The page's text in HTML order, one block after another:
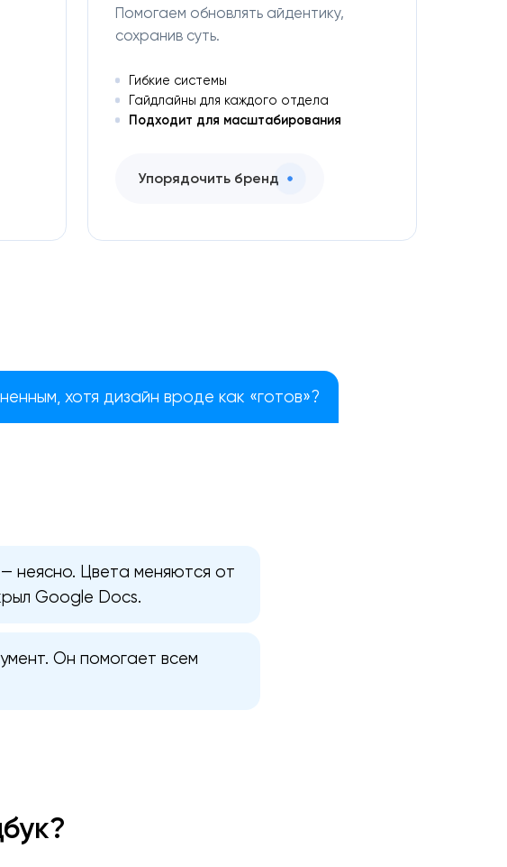
Помогаем обновлять айдентику,
сохранив суть.
Гибкие системы
Гайдлайны для каждого отдела
Подходит для масштабирования
Упорядочить бренд
хотя дизайн вроде как «готов»?
неясно. Цвета меняются от
Google Docs.
Он помогает всем